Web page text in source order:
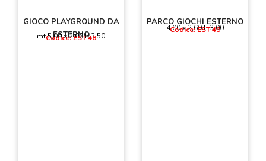
GIOCO PLAYGROUND DA
ESTERNO
mt 5,00 x 2,00 h 3,50
Codice: EST 48
PARCO GIOCHI ESTERNO
4,00 x 2,60 h 3,00
Codice: EST 49